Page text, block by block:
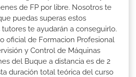
de FP por libre. Nosotros te
puedas superas estos
te ayudarán a conseguirlo.
oficial de Formacion Profesional
y Control de Máquinas
del Buque a distancia es de 2
duración total teórica del curso